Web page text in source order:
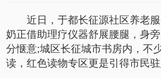
近日，于都长征源社区养老服
奶正借助理疗仪器舒展腰腿，身
分惬意;城区长征城市书房内，不
读，红色读物专区更是引得市民驻